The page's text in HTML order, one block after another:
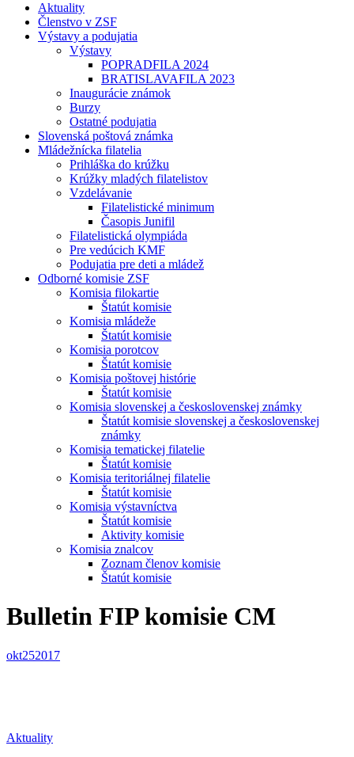
Aktuality
Členstvo v ZSF
Výstavy a podujatia
Výstavy
POPRADFILA 2024
BRATISLAVAFILA 2023
Inaugurácie známok
Burzy
Ostatné podujatia
Slovenská poštová známka
Mládežnícka filatelia
Prihláška do krúžku
Krúžky mladých filatelistov
Vzdelávanie
Filatelistické minimum
Časopis Junifil
Filatelistická olympiáda
Pre vedúcich KMF
Podujatia pre deti a mládež
Odborné komisie ZSF
Komisia filokartie
Štatút komisie
Komisia mládeže
Štatút komisie
Komisia porotcov
Štatút komisie
Komisia poštovej histórie
Štatút komisie
Komisia slovenskej a československej známky
Štatút komisie slovenskej a československej
známky
Komisia tematickej filatelie
Štatút komisie
Komisia teritoriálnej filatelie
Štatút komisie
Komisia výstavníctva
Štatút komisie
Aktivity komisie
Komisia znalcov
Zoznam členov komisie
Štatút komisie
Bulletin FIP komisie CM
okt252017
Aktuality